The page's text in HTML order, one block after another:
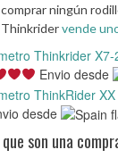
ningún
vende
Thinkrider X7-
Envio desde
ThinkRider
desde
son una